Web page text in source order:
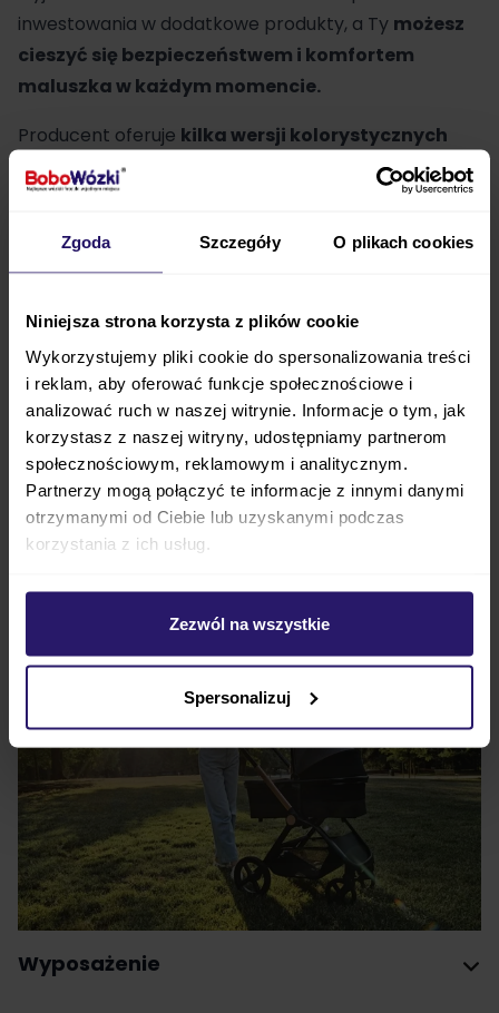
Zgoda Szczegóły O plikach cookies
Niniejsza strona korzysta z plików cookie
Wykorzystujemy pliki cookie do spersonalizowania treści
i reklam, aby oferować funkcje społecznościowe i
analizować ruch w naszej witrynie. Informacje o tym, jak
korzystasz z naszej witryny, udostępniamy partnerom
społecznościowym, reklamowym i analitycznym.
Partnerzy mogą połączyć te informacje z innymi danymi
otrzymanymi od Ciebie lub uzyskanymi podczas
korzystania z ich usług.
Zezwól na wszystkie
Spersonalizuj
inwestowania w dodatkowe produkty, a Ty możesz
cieszyć się bezpieczeństwem i komfortem
maluszka w każdym momencie.
Producent oferuje kilka wersji kolorystycznych
gondoli. Możesz wybrać idealną dla Twojego
dziecka:
Chicco Mysa Black Satin,
Chicco Mysa Jade Green,
Chicco Mysa Royal Blue,
Chicco Mysa Silver Grey.
Chicco Mysa - gondola dla bezpieczeństwa i
komfortu maluszka
Wyposażenie